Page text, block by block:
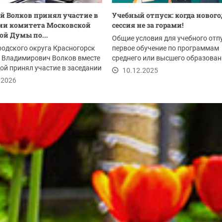
Волков принял участие в
комитета Московской
Думы по...
округа Красногорск
Волков вместе
принял участие в заседании
Учебный отпуск: когда
сессия не за горами!
Общие условия для учебного
первое обучение по программам
среднего или высшего
успешное...
10.12.2025